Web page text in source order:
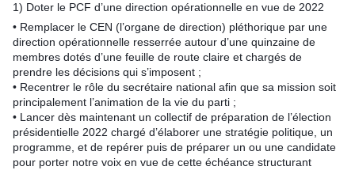
1) Doter le PCF d’une direction opérationnelle en vue de 2022
• Remplacer le CEN (l’organe de direction) pléthorique par une
direction opérationnelle resserrée autour d’une quinzaine de
membres dotés d’une feuille de route claire et chargés de
prendre les décisions qui s’imposent ;
• Recentrer le rôle du secrétaire national afin que sa mission soit
principalement l’animation de la vie du parti ;
• Lancer dès maintenant un collectif de préparation de l’élection
présidentielle 2022 chargé d’élaborer une stratégie politique, un
programme, et de repérer puis de préparer un ou une candidate
pour porter notre voix en vue de cette échéance structurant